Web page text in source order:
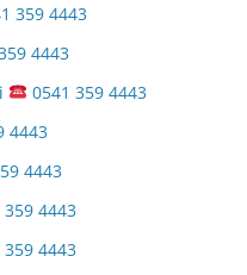
359 4443
4443
0541 359 4443
4443
4443
4443
4443